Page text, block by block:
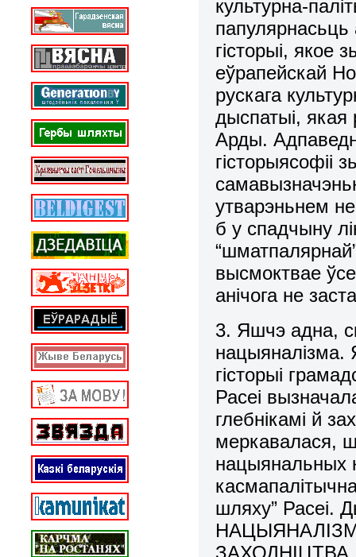
культурна-
папулярнасьць
гісторыі, якое
еўрапейскай
рускага
дыспатыі, якая
Арды.
гісторыясофіі
утварэньнем
б у спадчыну
высмоктвае
анічога не
3. Яшчэ адна,
нацыяналізма.
гісторыі
Расеі
глебнікамі й
меркавалася,
нацыянальных
шляху” Расеі.
ЗАХОДНІЦТВА.